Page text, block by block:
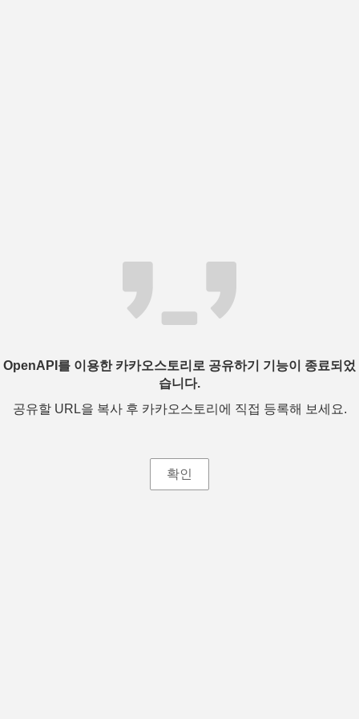
OpenAPI를 이용한 카카오스토리로 공유하기 기능이 종료되었
습니다.
공유할 URL을 복사 후 카카오스토리에 직접 등록해 보세요.
확인